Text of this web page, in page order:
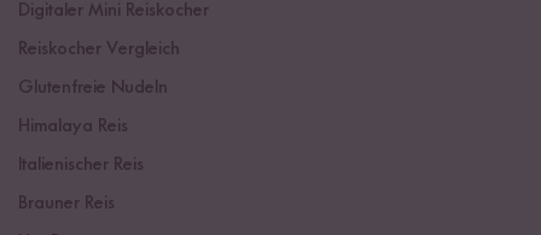
Digitaler Mini Reiskocher
Reiskocher Vergleich
Glutenfreie Nudeln
Himalaya Reis
Italienischer Reis
Brauner Reis